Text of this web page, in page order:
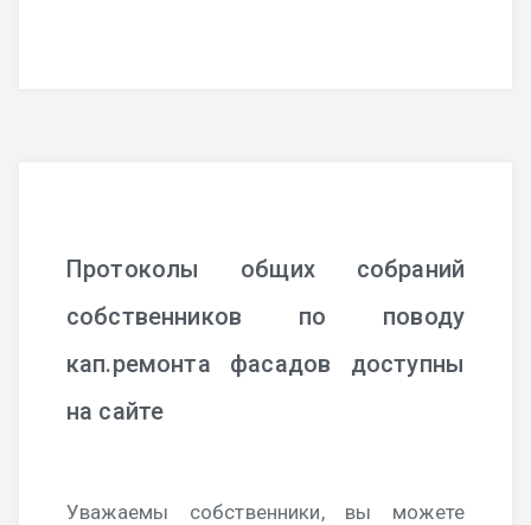
Протоколы общих собраний
собственников по поводу
кап.ремонта фасадов доступны
на сайте
Уважаемы собственники, вы можете